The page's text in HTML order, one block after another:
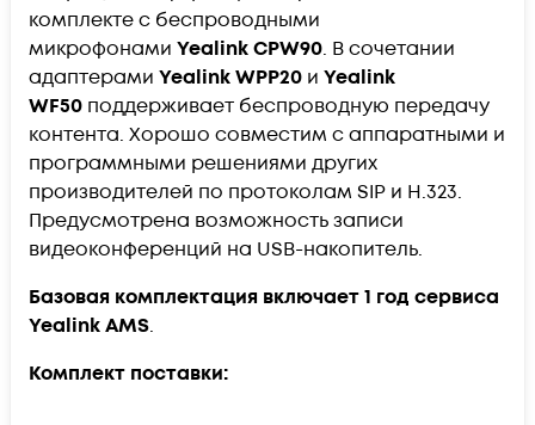
комплекте с беспроводными
микрофонами YealinkCPW90. В сочетании
адаптерами Yealink WPP20 и Yealink
WF50 поддерживает беспроводную передачу
контента. Хорошо совместим с аппаратными и
программными решениями других
производителей по протоколам SIP и H.323.
Предусмотрена возможность записи
видеоконференций на USB-накопитель.
Базовая комплектация включает 1 год сервиса
Yealink AMS.
Комплект поставки: